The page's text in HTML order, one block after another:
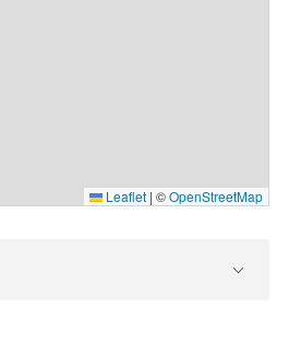
Leaflet | ©OpenStreetMap